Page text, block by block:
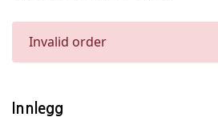
Invalid order
Innlegg